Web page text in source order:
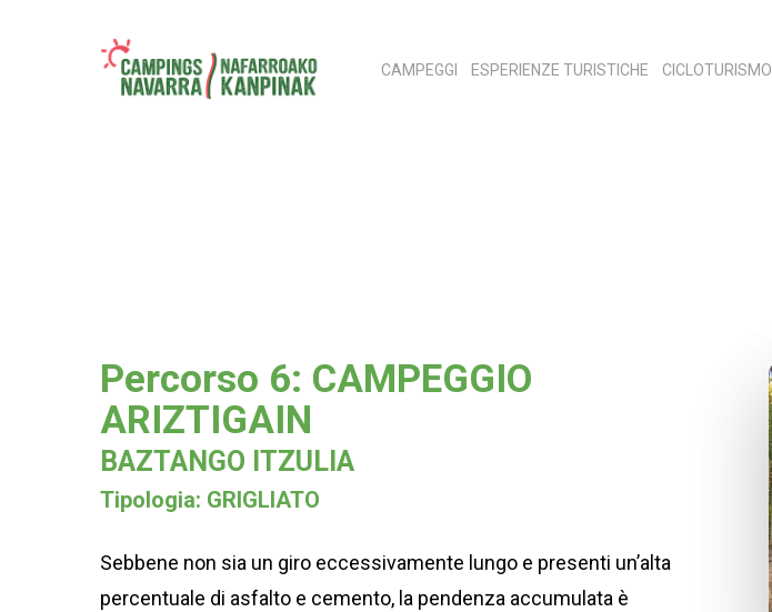
CAMPEGGI ESPERIENZE TURISTICHE CICLOTURISMO
Percorso 6: CAMPEGGIO
ARIZTIGAIN
BAZTANGO ITZULIA
Tipologia: GRIGLIATO
Sebbene non sia un giro eccessivamente lungo e presenti un’alta
percentuale di asfalto e cemento, la pendenza accumulata è